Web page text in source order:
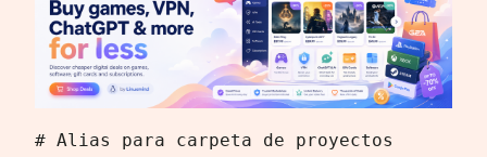
# Alias para carpeta de proyectos